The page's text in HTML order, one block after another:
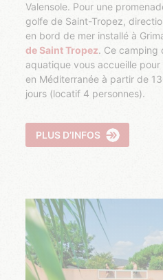
Valensole. Pour une
golfe de Saint-Tropez,
en bord de mer installé à
de Saint Tropez. Ce camping
aquatique vous accueille
en Méditerranée à partir de
jours (locatif 4 personnes).
PLUS D’INFOS